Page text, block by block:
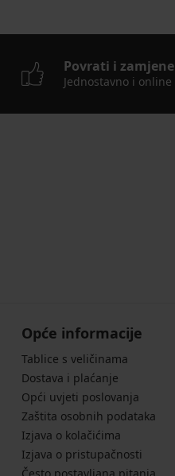
Povrati i zamjene
Jednostavno i online
Opće informacije
Tablice s veličinama
Dostava i plaćanje
Opći uvjeti poslovanja
Zaštita osobnih podataka
Izjava o kolačićima
Izjava o pristupačnosti